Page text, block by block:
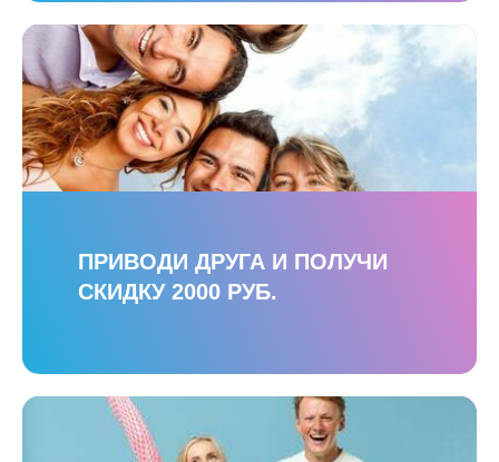
ПРИВОДИ ДРУГА И ПОЛУЧИ
СКИДКУ 2000 РУБ.